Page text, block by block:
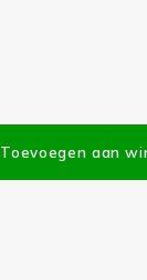
Toevoegen aan